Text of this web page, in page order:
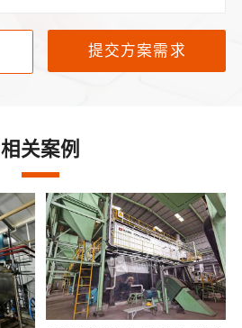
提交方案需求
相关案例